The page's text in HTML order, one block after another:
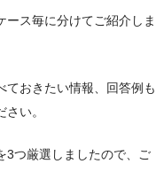
ース毎に分けてご紹介しま
ておきたい情報、回答例も
い。
3つ厳選しましたので、ご